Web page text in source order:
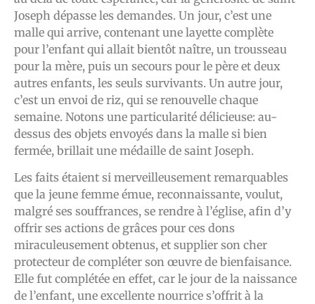
Joseph dépasse les demandes. Un jour, c’est une
malle qui arrive, contenant une layette complète
pour l’enfant qui allait bientôt naître, un trousseau
pour la mère, puis un secours pour le père et deux
autres enfants, les seuls survivants. Un autre jour,
c’est un envoi de riz, qui se renouvelle chaque
semaine. Notons une particularité délicieuse: au-
dessus des objets envoyés dans la malle si bien
fermée, brillait une médaille de saint Joseph.
Les faits étaient si merveilleusement remarquables
que la jeune femme émue, reconnaissante, voulut,
malgré ses souffrances, se rendre à l’église, afin d’y
offrir ses actions de grâces pour ces dons
miraculeusement obtenus, et supplier son cher
protecteur de compléter son œuvre de bienfaisance.
Elle fut complétée en effet, car le jour de la naissance
de l’enfant, une excellente nourrice s’offrit à la